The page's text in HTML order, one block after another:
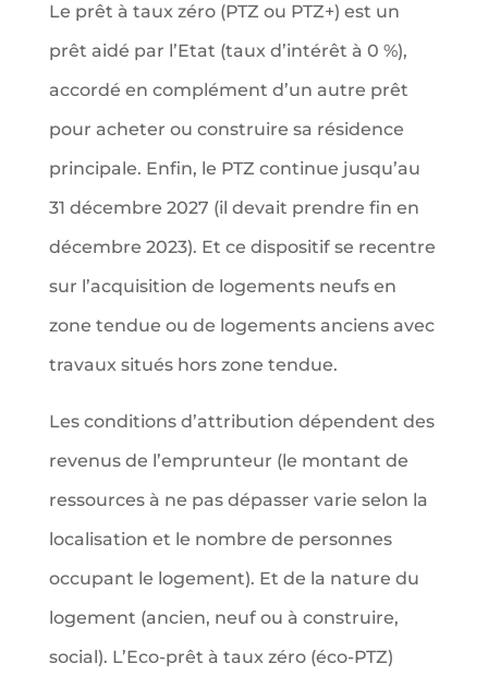
Le prêt à taux zéro (PTZ ou PTZ+) est un
prêt aidé par l’Etat (taux d’intérêt à 0 %),
accordé en complément d’un autre prêt
pour acheter ou construire sa résidence
principale. Enfin, le PTZ continue jusqu’au
31 décembre 2027 (il devait prendre fin en
décembre 2023). Et ce dispositif se recentre
sur l’acquisition de logements neufs en
zone tendue ou de logements anciens avec
travaux situés hors zone tendue.
Les conditions d’attribution dépendent des
revenus de l’emprunteur (le montant de
ressources à ne pas dépasser varie selon la
localisation et le nombre de personnes
occupant le logement). Et de la nature du
logement (ancien, neuf ou à construire,
social). L’Eco-prêt à taux zéro (éco-PTZ)